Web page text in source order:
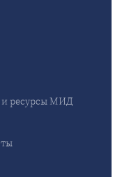
и ресурсы МИД